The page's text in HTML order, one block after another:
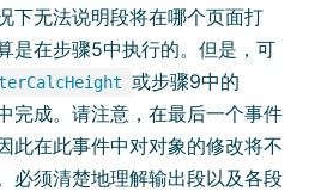
下无法说明段将在哪个页面打
是在步骤5中执行的。但是，可
或步骤9中的
完成。请注意，在最后一个事件
此在此事件中对对象的修改将不
必须清楚地理解输出段以及各段